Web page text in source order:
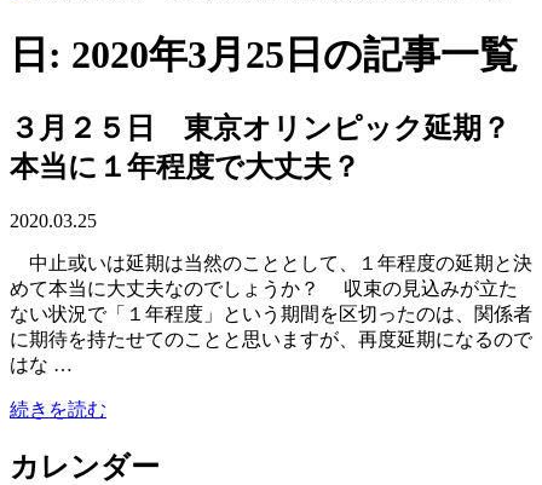
日: 2020年3月25日の記事一覧
３月２５日 東京オリンピック延期？
本当に１年程度で大丈夫？
2020.03.25
中止或いは延期は当然のこととして、１年程度の延期と決
めて本当に大丈夫なのでしょうか？ 収束の見込みが立た
ない状況で「１年程度」という期間を区切ったのは、関係者
に期待を持たせてのことと思いますが、再度延期になるので
はな …
続きを読む
カレンダー